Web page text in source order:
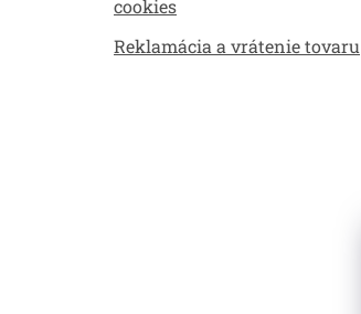
cookies
Reklamácia a vrátenie tovaru